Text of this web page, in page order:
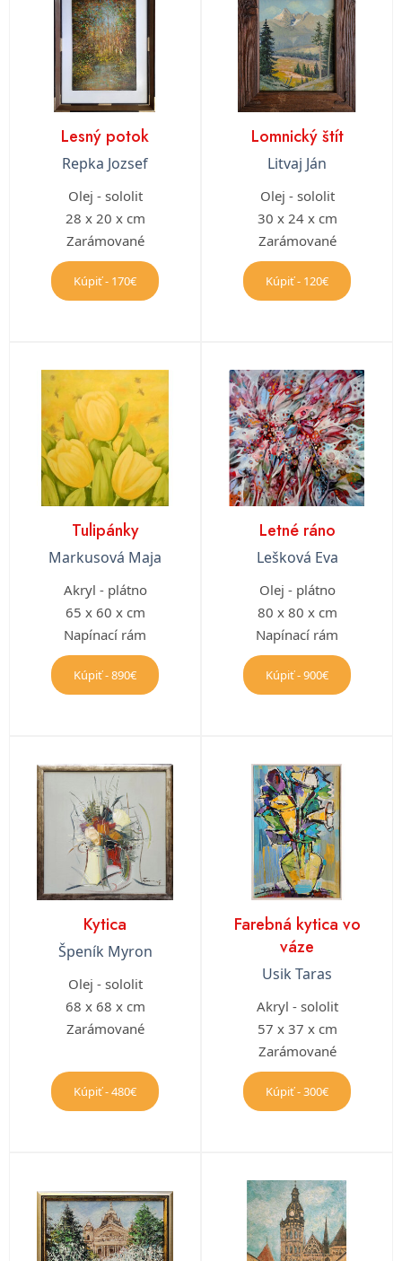
Lesný potok
Repka Jozsef
Olej - sololit
28 x 20 x cm
Zarámované
Kúpiť - 170€
Lomnický štít
Litvaj Ján
Olej - sololit
30 x 24 x cm
Zarámované
Kúpiť - 120€
Tulipánky
Markusová Maja
Akryl - plátno
65 x 60 x cm
Napínací rám
Kúpiť - 890€
Letné ráno
Lešková Eva
Olej - plátno
80 x 80 x cm
Napínací rám
Kúpiť - 900€
Kytica
Špeník Myron
Olej - sololit
68 x 68 x cm
Zarámované
Kúpiť - 480€
Farebná kytica vo
váze
Usik Taras
Akryl - sololit
57 x 37 x cm
Zarámované
Kúpiť - 300€